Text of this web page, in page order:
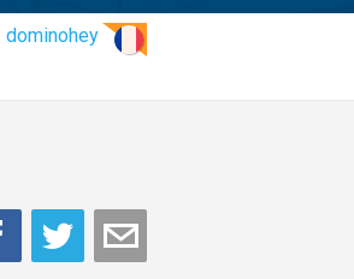
dominohey